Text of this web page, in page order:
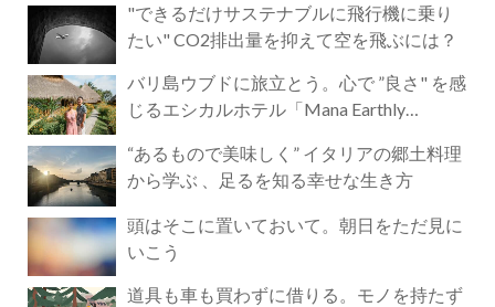
"できるだけサステナブルに飛行機に乗り
たい" CO2排出量を抑えて空を飛ぶには？
バリ島ウブドに旅立とう。心で ”良さ" を感
じるエシカルホテル「Mana Earthly
“あるもので美味しく” イタリアの郷土料理
から学ぶ 、足るを知る幸せな生き方
頭はそこに置いておいて。朝日をただ見に
いこう
道具も車も買わずに借りる。モノを持たず